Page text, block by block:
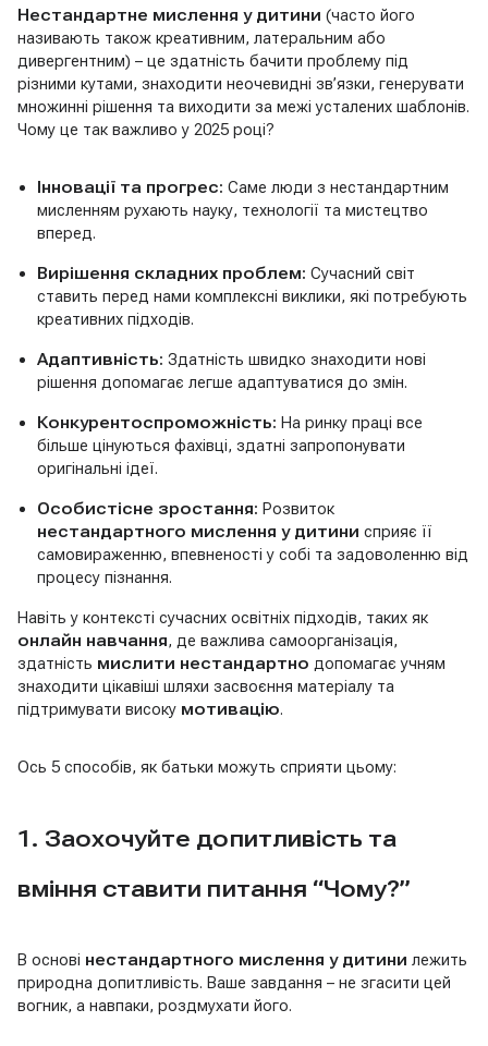
Нестандартне мислення у дитини (часто його
називають також креативним, латеральним або
дивергентним) – це здатність бачити проблему під
різними кутами, знаходити неочевидні зв’язки, генерувати
множинні рішення та виходити за межі усталених шаблонів.
Чому це так важливо у 2025 році?
Інновації та прогрес: Саме люди з нестандартним
мисленням рухають науку, технології та мистецтво
вперед.
Вирішення складних проблем: Сучасний світ
ставить перед нами комплексні виклики, які потребують
креативних підходів.
Адаптивність: Здатність швидко знаходити нові
рішення допомагає легше адаптуватися до змін.
Конкурентоспроможність: На ринку праці все
більше цінуються фахівці, здатні запропонувати
оригінальні ідеї.
Особистісне зростання: Розвиток
нестандартного мислення у дитини сприяє її
самовираженню, впевненості у собі та задоволенню від
процесу пізнання.
Навіть у контексті сучасних освітніх підходів, таких як
онлайн навчання, де важлива самоорганізація,
здатність мислити нестандартно допомагає учням
знаходити цікавіші шляхи засвоєння матеріалу та
підтримувати високу мотивацію.
Ось 5 способів, як батьки можуть сприяти цьому:
1. Заохочуйте допитливість та
вміння ставити питання “Чому?”
В основі нестандартного мислення у дитини лежить
природна допитливість. Ваше завдання – не згасити цей
вогник, а навпаки, роздмухати його.